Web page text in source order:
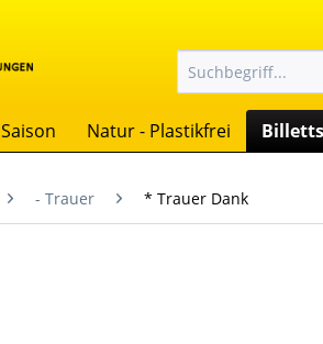
Saison Natur - Plastikfrei Billetts
- Trauer * Trauer Dank